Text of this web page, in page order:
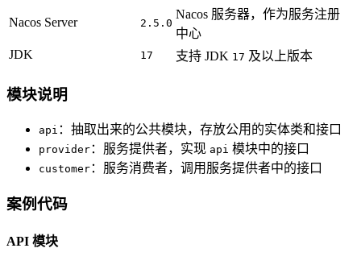
Nacos Server 2.5.0
Nacos 服务器，作为服务注册
中心
JDK
17 支持 JDK 17 及以上版本
模块说明
api ：抽取出来的公共模块，存放公用的实体类和接口
provider ：服务提供者，实现 api 模块中的接口
customer ：服务消费者，调用服务提供者中的接口
案例代码
API 模块